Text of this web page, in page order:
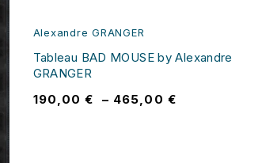
Alexandre GRANGER
Tableau BAD MOUSE by Alexandre
GRANGER
190,00€ – 465,00 €